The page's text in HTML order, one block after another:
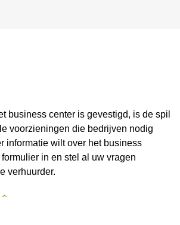
business center is gevestigd, is de spil
voorzieningen die bedrijven nodig
informatie wilt over het business
in en stel al uw vragen
verhuurder.